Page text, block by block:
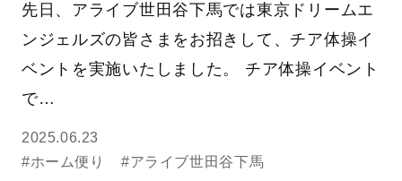
先日、アライブ世田谷下馬では東京ドリームエ
ンジェルズの皆さまをお招きして、チア体操イ
ベントを実施いたしました。 チア体操イベント
で…
2025.06.23
#ホーム便り
#アライブ世田谷下馬